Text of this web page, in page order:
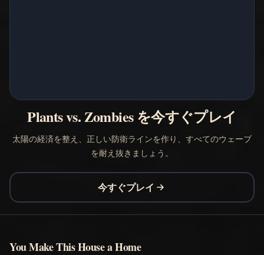
Plants vs. Zombies を今すぐプレイ
太陽の経済を整え、正しい防衛ラインを作り、すべてのウェーブ
を耐え抜きましょう。
今すぐプレイ
You Make This House a Home